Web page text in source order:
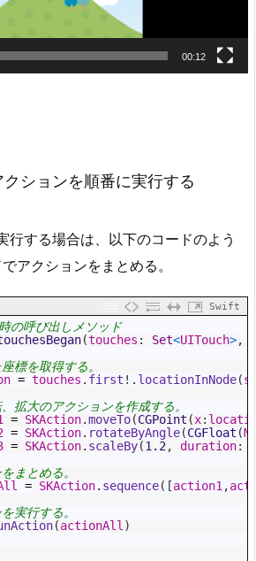
00:12
ションを順番に実行する
行する場合は、以下のコードのよう
アクションをまとめる。
Swift
の呼び出しメソッド
(touches : Set<UITouch>,
標を取得する。
= touches . first ! . locationInNode(
拡大のアクションを作成する。
= SKAction.moveTo(CGPoint (x:
= SKAction. rotateByAngle(CGFloat (
= SKAction. scaleBy(1.2, duration:
まとめる。
= SKAction. sequence( [action1,
実行する。
(actionAll)